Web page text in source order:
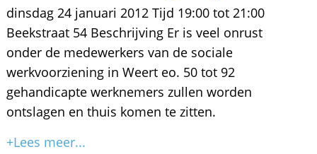
dinsdag 24 januari 2012 Tijd 19:00 tot 21:00
Beekstraat 54 Beschrijving Er is veel onrust
onder de medewerkers van de sociale
werkvoorziening in Weert eo. 50 tot 92
gehandicapte werknemers zullen worden
ontslagen en thuis komen te zitten.
+Lees meer...